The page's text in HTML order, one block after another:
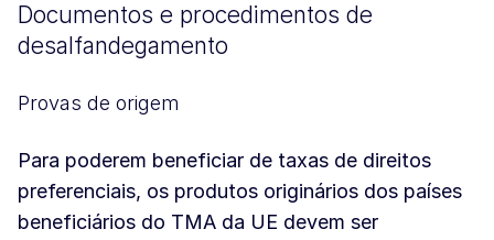
Documentos e procedimentos de
desalfandegamento
Provas de origem
Para poderem beneficiar de taxas de direitos
preferenciais, os produtos originários dos países
beneficiários do TMA da UE devem ser